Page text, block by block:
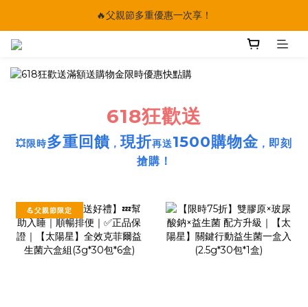
🔥父親節多重優惠一次享！
太陽星｜75折限時優惠
618狂歡送
💥限時多重回饋 ，現折再送1500購物金 ， 即刻
搶購！
💪父親節限定